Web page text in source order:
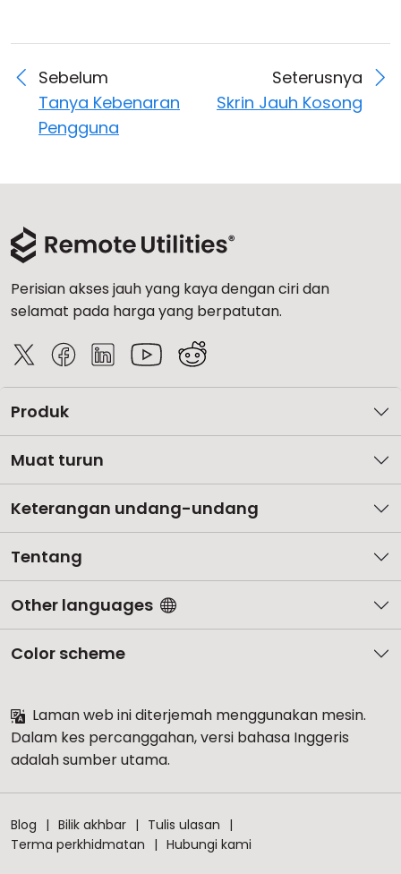
Sebelum
Tanya Kebenaran
Pengguna
Seterusnya
Skrin Jauh Kosong
Perisian akses jauh yang kaya dengan ciri dan
selamat pada harga yang berpatutan.
Produk
Muat turun
Keterangan undang-undang
Tentang
Other languages
Color scheme
Laman web ini diterjemah menggunakan mesin.
Dalam kes percanggahan, versi bahasa Inggeris
adalah sumber utama.
Blog Bilik akhbar
Tulis ulasan
Terma perkhidmatan
Hubungi kami